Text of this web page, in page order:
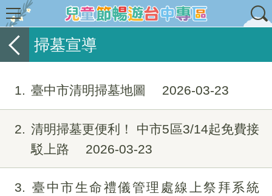
掃墓宣導
1 臺中市清明掃墓地圖 2026-03-23
2
清明掃墓更便利！ 中市5區3/14起免費接
駁上路
2026-03-23
3
臺中市生命禮儀管理處線上祭拜系統